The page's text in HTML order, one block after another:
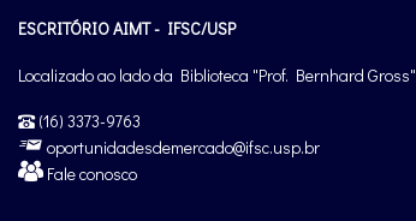
ESCRITÓRIO AIMT - IFSC/USP
Localizado ao lado da Biblioteca "Prof. Bernhard Gross"
(16) 3373-9763
oportunidadesdemercado@ifsc.usp.br
Fale conosco